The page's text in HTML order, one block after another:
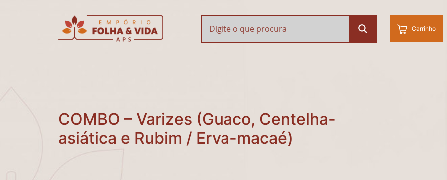
Carrinho
COMBO – Varizes (Guaco, Centelha-asiática
COMBO – Varizes (Guaco, Centelha-
asiática e Rubim / Erva-macaé)